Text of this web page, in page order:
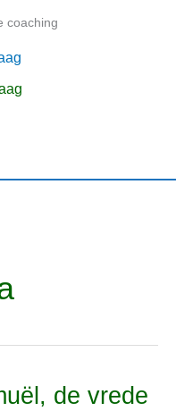
coaching
de vrede